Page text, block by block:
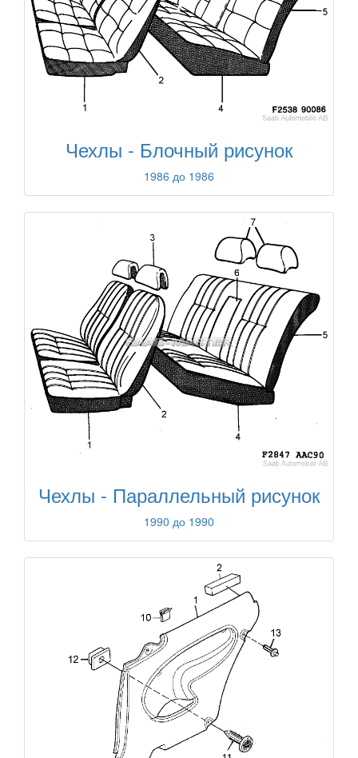
Чехлы - Блочный рисунок
1986 до 1986
Чехлы - Параллельный рисунок
1990 до 1990